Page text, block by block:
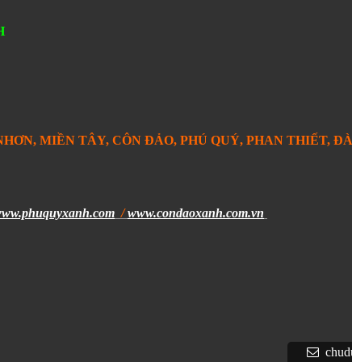
MIỀN TÂY, CÔN ĐẢO, PHÚ QUÝ, PHAN THIẾT,
/www.condaoxanh.com.vn